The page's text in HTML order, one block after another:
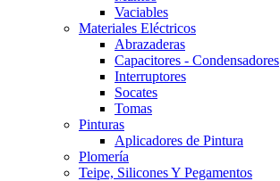
Vaciables
Materiales Eléctricos
Abrazaderas
Capacitores - Condensadores
Interruptores
Socates
Tomas
Pinturas
Aplicadores de Pintura
Plomería
Teipe, Silicones Y Pegamentos